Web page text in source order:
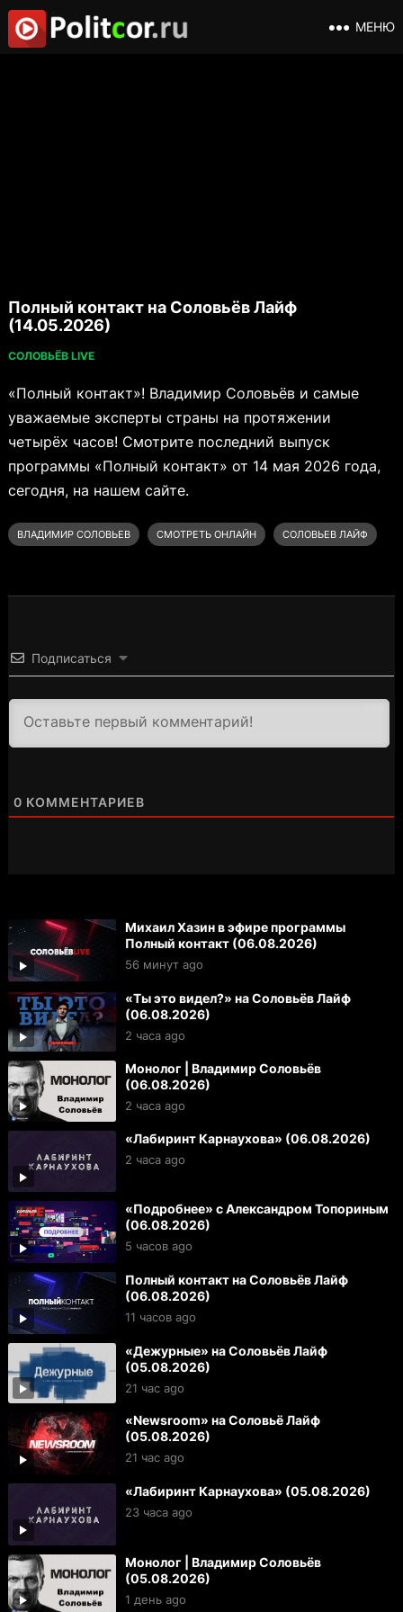
МЕНЮ
Полный контакт на Соловьёв Лайф
(14.05.2026)
СОЛОВЬЁВ LIVE
«Полный контакт»! Владимир Соловьёв и самые
уважаемые эксперты страны на протяжении
четырёх часов! Смотрите последний выпуск
программы «Полный контакт» от 14 мая 2026 года,
сегодня, на нашем сайте.
ВЛАДИМИР СОЛОВЬЕВ СМОТРЕТЬ ОНЛАЙН СОЛОВЬЕВ ЛАЙФ
Подписаться
0 КОММЕНТАРИЕВ
Михаил Хазин в эфире программы
Полный контакт (06.08.2026)
56 минут ago
«Ты это видел?» на Соловьёв Лайф
(06.08.2026)
2 часа ago
Монолог | Владимир Соловьёв
(06.08.2026)
2 часа ago
«Лабиринт Карнаухова» (06.08.2026)
2 часа ago
«Подробнее» с Александром Топориным
(06.08.2026)
5 часов ago
Полный контакт на Соловьёв Лайф
(06.08.2026)
11 часов ago
«Дежурные» на Соловьёв Лайф
(05.08.2026)
21 час ago
«Newsroom» на Соловьё Лайф
(05.08.2026)
21 час ago
«Лабиринт Карнаухова» (05.08.2026)
23 часа ago
Монолог | Владимир Соловьёв
(05.08.2026)
1 день ago